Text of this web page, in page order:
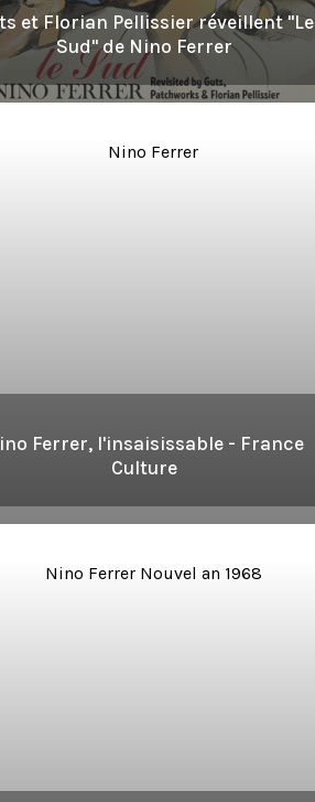
et Florian Pellissier réveillent "Le
Sud" de Nino Ferrer
Ferrer, l'insaisissable - France
Culture